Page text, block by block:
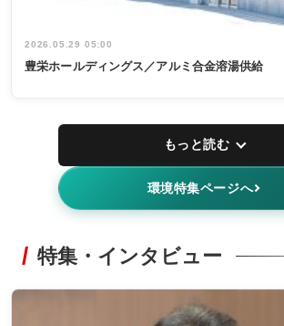
2026.05.29 05:00
豊栄ホールディングス／アルミ合金溶湯供給
もっと読む
環境特集ページへ
特集・インタビュー